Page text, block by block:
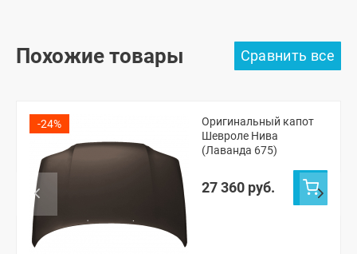
Похожие товары
-24%
Оригинальный капот
Шевроле Нива
(Лаванда 675)
27 360 руб.